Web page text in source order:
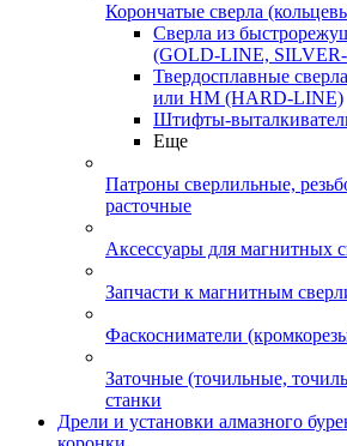
Корончатые сверла
Сверла из
(GOLD-LINE,
Твердосплавные
или HM (HARD-LINE)
Штифты-
Еще
Патроны сверлильные,
расточные
Аксессуары для магнитных
Запчасти к магнитным
Фаскосниматели
Заточные (точильные,
станки
Дрели и установки алмазного